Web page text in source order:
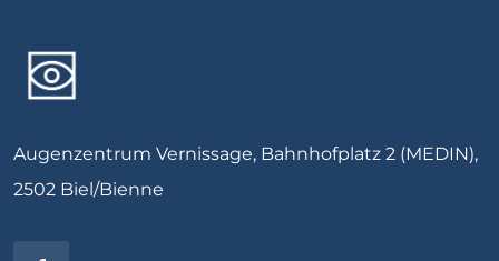
Augenzentrum Vernissage, Bahnhofplatz 2 (MEDIN),
2502 Biel/Bienne